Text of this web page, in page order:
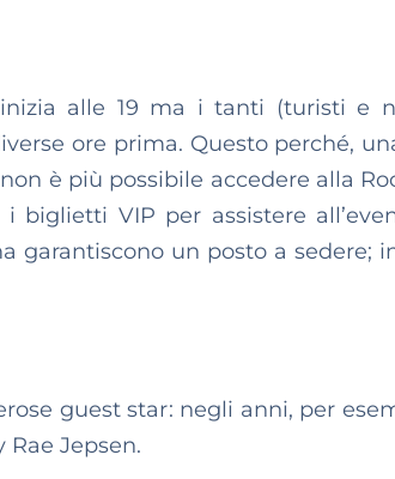
alle 19 ma i tanti (turisti e
ore prima. Questo perché,
è più possibile accedere alla
biglietti VIP per assistere
garantiscono un posto a sedere;
guest star: negli anni, per
Rae Jepsen.